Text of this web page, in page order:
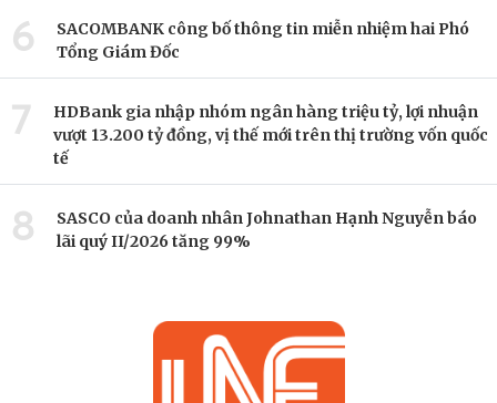
6
SACOMBANK công bố thông tin miễn nhiệm hai Phó
Tổng Giám Đốc
7
HDBank gia nhập nhóm ngân hàng triệu tỷ, lợi nhuận
vượt 13.200 tỷ đồng, vị thế mới trên thị trường vốn quốc
tế
8
SASCO của doanh nhân Johnathan Hạnh Nguyễn báo
lãi quý II/2026 tăng 99%